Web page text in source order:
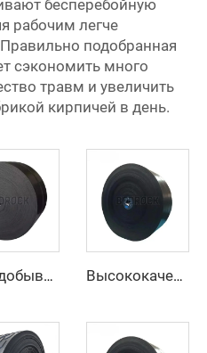
бесперебойную
рабочим легче
подобранная
сэкономить много
травм и увеличить
кирпичей в день.
Горнодобывающий резиновый покровный высокоскоростной регулируемый резиновый ремень Ep конвейерный ремень с фабрики Высококачественный резиновый конвейерный ремень по низкой цене, 4 слоя, ширина 800 мм, EP-конвейерный ремень для горнодобывающей промышленности, карьеров и дробилок для камня